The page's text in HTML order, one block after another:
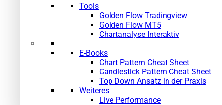
Tools
Golden Flow Tradingview
Golden Flow MT5
Chartanalyse Interaktiv
E-Books
Chart Pattern Cheat Sheet
Candlestick Pattern Cheat Sheet
Top Down Ansatz in der Praxis
Weiteres
Live Performance